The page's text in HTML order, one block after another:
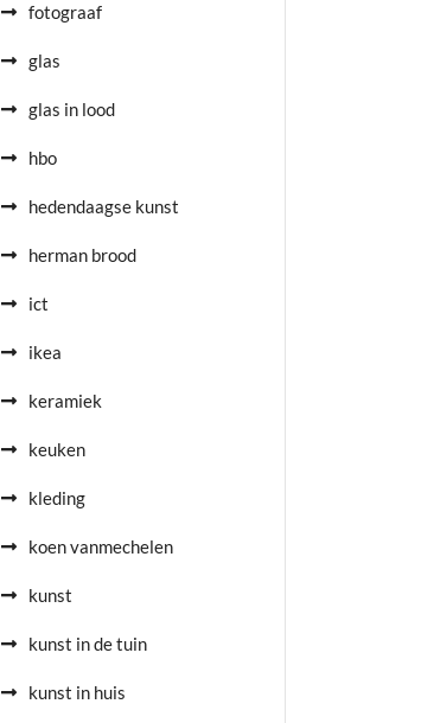
fotograaf
glas
glas in lood
hbo
hedendaagse kunst
herman brood
ict
ikea
keramiek
keuken
kleding
koen vanmechelen
kunst
kunst in de tuin
kunst in huis